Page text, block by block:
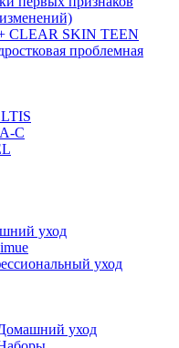
CLEAR SKIN TEEN
проблемная
C
уход
уход
уход